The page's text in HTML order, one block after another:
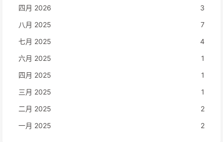
四月 2026
3
八月 2025
7
七月 2025
4
六月 2025
1
四月 2025
1
三月 2025
1
二月 2025
2
一月 2025
2